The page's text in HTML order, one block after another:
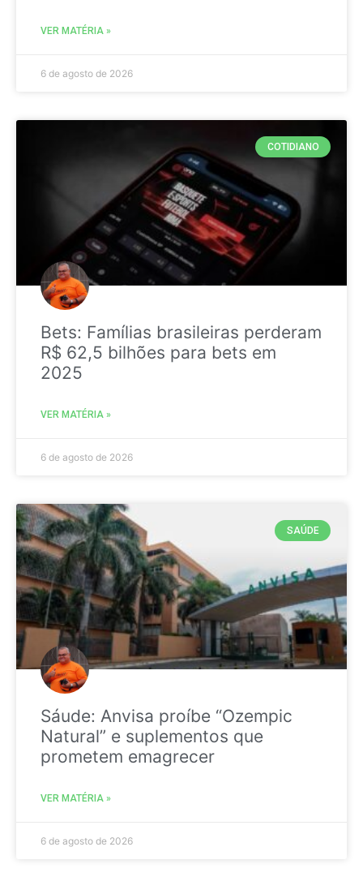
VER MATÉRIA »
6 de agosto de 2026
COTIDIANO
Bets: Famílias brasileiras perderam
R$ 62,5 bilhões para bets em
2025
VER MATÉRIA »
6 de agosto de 2026
SAÚDE
Sáude: Anvisa proíbe “Ozempic
Natural” e suplementos que
prometem emagrecer
VER MATÉRIA »
6 de agosto de 2026